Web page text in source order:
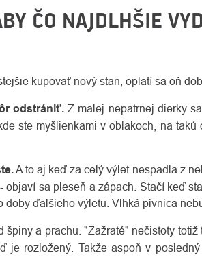
ČO NAJDLHŠIE
kupovať nový stan, oplatí sa oň
odstrániť.Z malej nepatrnej dierky
ste myšlienkami v oblakoch, na
A to aj keď za celý výlet nespadla z
sa pleseň a zápach. Stačí keď
ďalšieho výletu. Vlhká pivnica
špiny a prachu. "Zažraté" nečistoty
rozložený. Takže aspoň v